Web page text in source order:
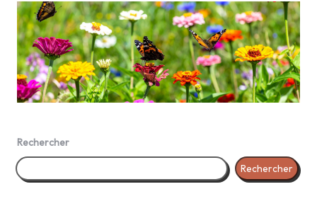
Rechercher
Rechercher